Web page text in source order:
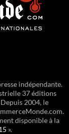
indépendante.
37 éditions
2004, le
disponible à la
».